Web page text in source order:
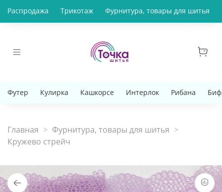
Распродажа Трикотаж Фурнитура, товары для шитья
Футер Кулирка Кашкорсе Интерлок Рибана
Главная
Фурнитура, товары для шитья
Кружево стрейч